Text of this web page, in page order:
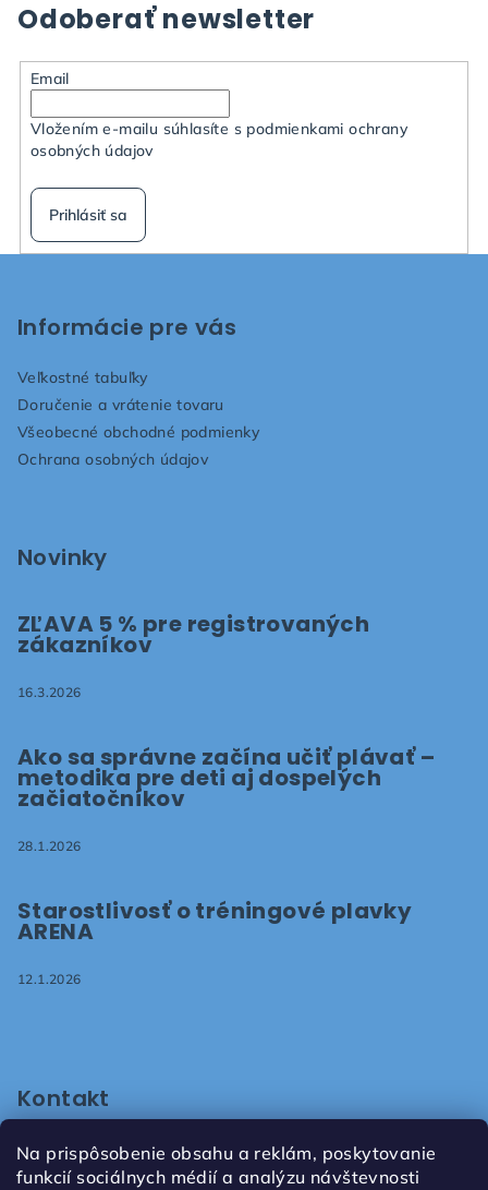
Na prispôsobenie obsahu a reklám, poskytovanie
funkcií sociálnych médií a analýzu návštevnosti
Odoberať newsletter
Email
Vložením e-mailu súhlasíte s podmienkami ochrany
osobných údajov
Prihlásiť sa
Informácie pre vás
Veľkostné tabuľky
Doručenie a vrátenie tovaru
Všeobecné obchodné podmienky
Ochrana osobných údajov
Novinky
ZĽAVA 5 % pre registrovaných
zákazníkov
16.3.2026
Ako sa správne začína učiť plávať –
metodika pre deti aj dospelých
začiatočníkov
28.1.2026
Starostlivosť o tréningové plavky
ARENA
12.1.2026
Kontakt
shop@plavaniepezinok.sk
+421905731672